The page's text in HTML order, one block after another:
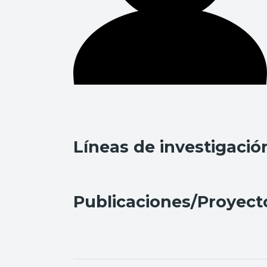
Líneas de
Publicaciones/